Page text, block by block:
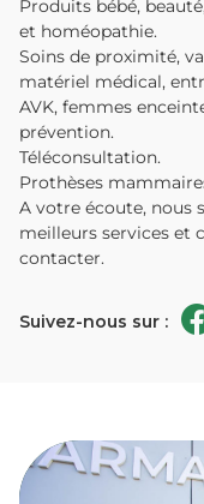
Produits bébé,
et homéopathie.
Soins de proximité,
matériel médical,
AVK, femmes
prévention.
Téléconsultation.
Prothèses
A votre écoute, nous
meilleurs services et
contacter.
Suivez-nous sur :